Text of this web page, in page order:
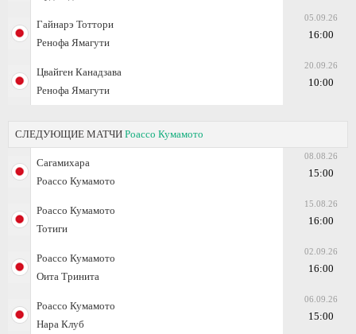
Гайнарэ Тоттори
Ренофа Ямагути
05.09.26
16:00
Цвайген Канадзава
Ренофа Ямагути
20.09.26
10:00
СЛЕДУЮЩИЕ МАТЧИ Роассо Кумамото
Сагамихара
Роассо Кумамото
08.08.26
15:00
Роассо Кумамото
Тотиги
15.08.26
16:00
Роассо Кумамото
Оита Тринита
02.09.26
16:00
Роассо Кумамото
Нара Клуб
06.09.26
15:00